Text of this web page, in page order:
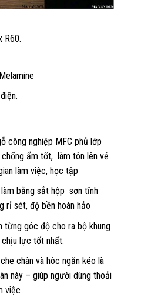
R60.
công nghiệp MFC phủ lớp
ẩm tốt, làm tôn lên vẻ
làm việc, học tập
làm bằng sắt hộp sơn tĩnh
rỉ sét, độ bền hoàn hảo
góc độ cho ra bộ khung
lực tốt nhất.
chân và hôc ngăn kéo là
này – giúp người dùng thoải
việc